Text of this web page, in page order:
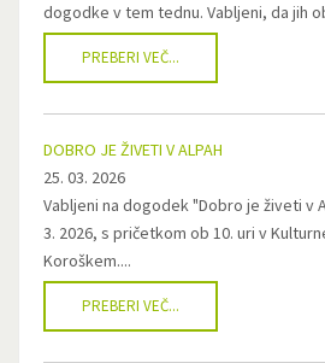
dogodke v tem tednu. Vabljeni, da jih
PREBERI VEČ...
DOBRO JE ŽIVETI V ALPAH
25. 03. 2026
Vabljeni na dogodek "Dobro je živeti v
3. 2026, s pričetkom ob 10. uri v
Koroškem....
PREBERI VEČ...